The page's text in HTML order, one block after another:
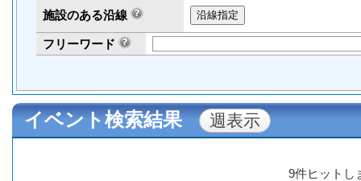
施設のある沿線
フリーワード
イベント検索結果
9件ヒットし